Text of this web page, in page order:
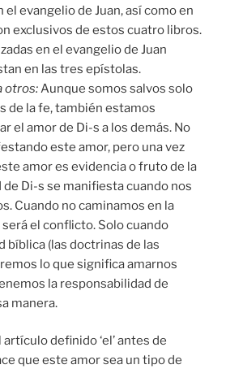
el evangelio de Juan, así como en
exclusivos de estos cuatro libros.
en el evangelio de Juan
en las tres epístolas.
otros:Aunque somos salvos solo
de la fe, también estamos
el amor de Di-s a los demás. No
este amor, pero una vez
amor es evidencia o fruto de la
de Di-s se manifiesta cuando nos
Cuando no caminamos en la
el conflicto. Solo cuando
bíblica (las doctrinas de las
lo que significa amarnos
la responsabilidad de
manera.
artículo definido ‘el’ antes de
que este amor sea un tipo de